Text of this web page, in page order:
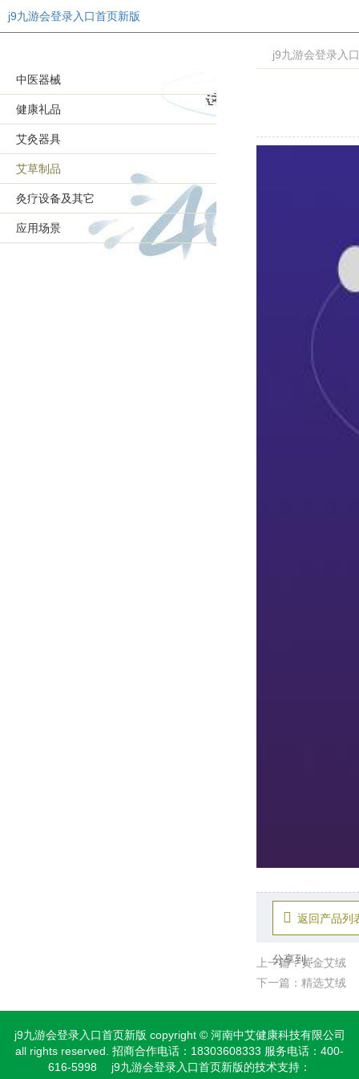
j9九游会登录入口首页新版
中医器械
健康礼品
艾灸器具
艾草制品
灸疗设备及其它
应用场景
j9九游会登录入
返回产品列
分享到：
上一篇：黄金艾绒
下一篇：精选艾绒
j9九游会登录入口首页新版 copyright © 河南中艾健康科技有限公司
all rights reserved. 招商合作电话：18303608333 服务电话：400-
616-5998 j9九游会登录入口首页新版的技术支持：